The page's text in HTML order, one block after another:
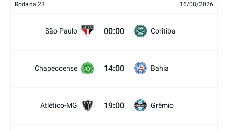
Rodada 23 16/08/2026
São Paulo 00:00 Coritiba
Chapecoense 14:00 Bahia
Atlético-MG 19:00 Grêmio